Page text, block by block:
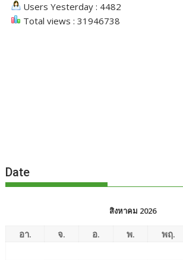
Users Yesterday : 4482
Total views : 31946738
Date
สิงหาคม 2026
อา. จ. อ. พ. พฤ.